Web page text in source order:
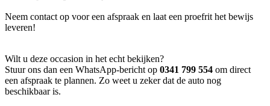
Neem contact op voor een afspraak en laat een proefrit het bewijs
leveren!
Wilt u deze occasion in het echt bekijken?
Stuur ons dan een WhatsApp-bericht op 0341 799 554 om direct
een afspraak te plannen. Zo weet u zeker dat de auto nog
beschikbaar is.